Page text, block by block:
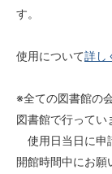
す。
使用について詳し
※全ての図書館の
図書館で行ってい
使用日当日に申
開館時間中にお願